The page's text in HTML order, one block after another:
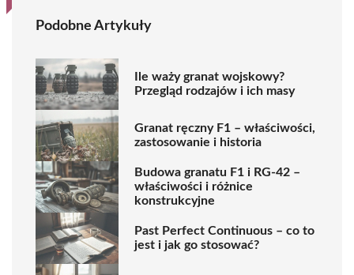
Podobne Artykuły
Ile waży granat wojskowy?
Przegląd rodzajów i ich masy
Granat ręczny F1 – właściwości,
zastosowanie i historia
Budowa granatu F1 i RG-42 –
właściwości i różnice
konstrukcyjne
Past Perfect Continuous – co to
jest i jak go stosować?